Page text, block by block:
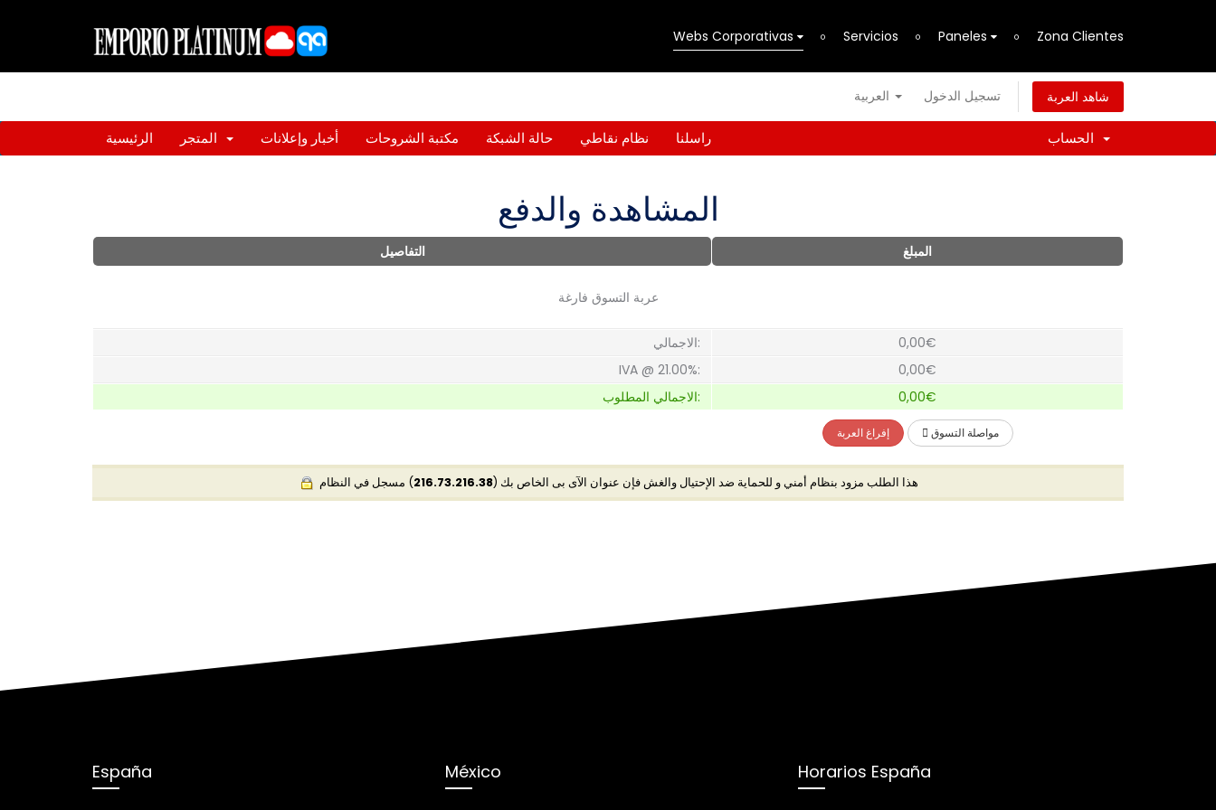
Webs Corporativas Servicios Paneles Zona Clientes
تسجيل الدخول شاهد العربة
الرئيسية أخبار وإعلانات مكتبة الشروحات حالة الشبكة نظام نقاطي راسلنا
المشاهدة والدفع
التفاصيل المبلغ
عربة التسوق فارغة
الاجمالي:
0,00€
IVA @ 21.00%:
0,00€
الاجمالي المطلوب:
0,00€
إفراغ العربة مواصلة التسوق
هذا الطلب مزود بنظام أمني و للحماية ضد الإحتيال والغش فإن عنوان الآى بى الخاص بك (216.73.216.38) مسجل في النظام
España México Horarios España